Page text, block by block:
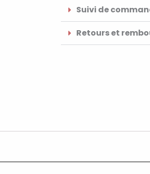
Suivi de
Retours et